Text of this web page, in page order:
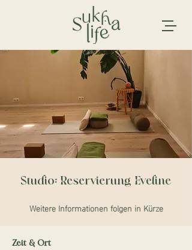
Studio: Reservierung Eveline
Weitere Informationen folgen in Kürze
Zeit & Ort